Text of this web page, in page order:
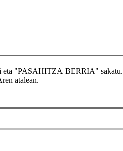
eta "PASAHITZA BERRIA" sakatu.
atalean.